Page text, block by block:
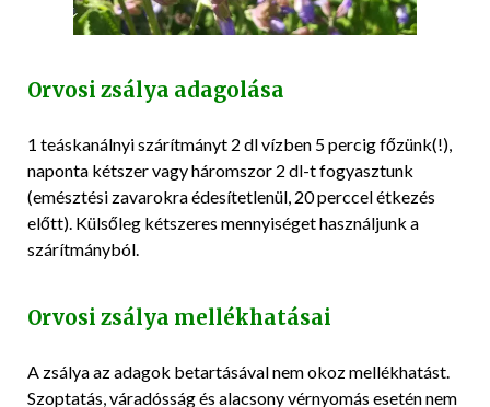
Orvosi zsálya adagolása
1 teáskanálnyi szárítmányt 2 dl vízben 5 percig főzünk(!),
naponta kétszer vagy háromszor 2 dl-t fogyasztunk
(emésztési zavarokra édesítetlenül, 20 perccel étkezés
előtt). Külsőleg kétszeres mennyiséget használjunk a
szárítmányból.
Orvosi zsálya mellékhatásai
A zsálya az adagok betartásával nem okoz mellékhatást.
Szoptatás, váradósság és alacsony vérnyomás esetén nem